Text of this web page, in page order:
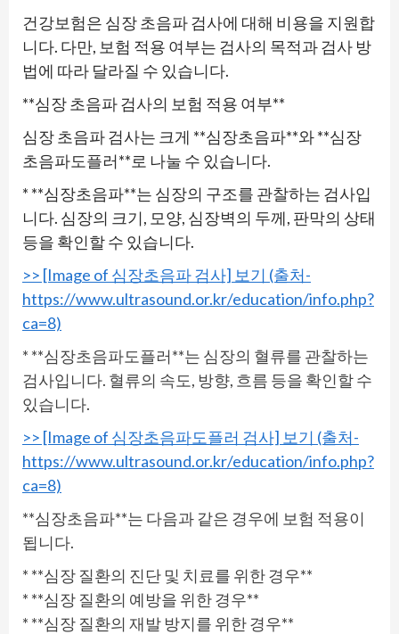
건강보험은 심장 초음파 검사에 대해 비용을 지원합
니다. 다만, 보험 적용 여부는 검사의 목적과 검사 방
법에 따라 달라질 수 있습니다.
**심장 초음파 검사의 보험 적용 여부**
심장 초음파 검사는 크게 **심장초음파**와 **심장
초음파도플러**로 나눌 수 있습니다.
* **심장초음파**는 심장의 구조를 관찰하는 검사입
니다. 심장의 크기, 모양, 심장벽의 두께, 판막의 상태
등을 확인할 수 있습니다.
>> [Image of 심장초음파 검사] 보기 (출처-
https://www.ultrasound.or.kr/education/info.php?
ca=8)
* **심장초음파도플러**는 심장의 혈류를 관찰하는
검사입니다. 혈류의 속도, 방향, 흐름 등을 확인할 수
있습니다.
>> [Image of 심장초음파도플러 검사] 보기 (출처-
https://www.ultrasound.or.kr/education/info.php?
ca=8)
**심장초음파**는 다음과 같은 경우에 보험 적용이
됩니다.
* **심장 질환의 진단 및 치료를 위한 경우**
* **심장 질환의 예방을 위한 경우**
* **심장 질환의 재발 방지를 위한 경우**